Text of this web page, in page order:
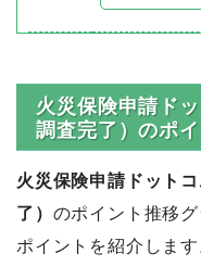
火災保険申請ド
調査完了）のポ
火災保険申請ドット
了） のポイント推移
ポイントを紹介します